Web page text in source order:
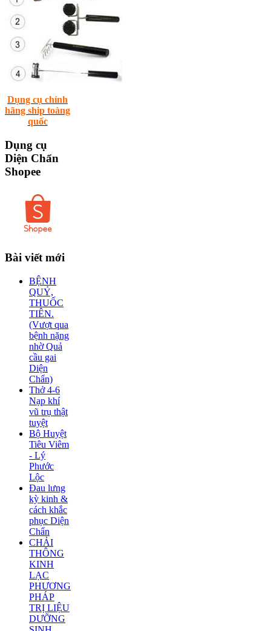
Dụng cụ chính
hãng ship toàng
quốc
Dụng cụ
Diện Chẩn
Shopee
Bài viết mới
BỆNH
QUỶ,
THUỐC
TIÊN.
(Vượt qua
bệnh nặng
nhờ Quả
cầu gai
Diện
Chẩn)
Thở 4-6
Nạp khí
vũ trụ thật
tuyệt
Bộ Huyệt
Tiêu Viêm
- Lý
Phước
Lộc
Đau lưng
kỳ kinh &
cách khắc
phục Diện
Chẩn
CHẢI
THÔNG
KINH
LẠC
PHƯƠNG
PHÁP
TRỊ LIỆU
DƯỠNG